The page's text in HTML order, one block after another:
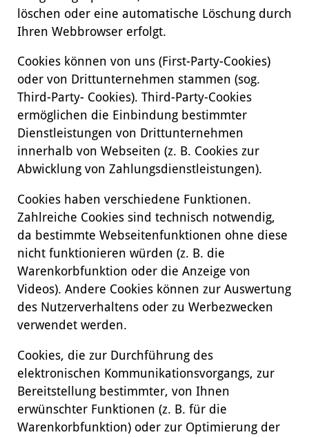
löschen oder eine automatische Löschung durch
Ihren Webbrowser erfolgt.
Cookies können von uns (First-Party-Cookies)
oder von Drittunternehmen stammen (sog.
Third-Party- Cookies). Third-Party-Cookies
ermöglichen die Einbindung bestimmter
Dienstleistungen von Drittunternehmen
innerhalb von Webseiten (z. B. Cookies zur
Abwicklung von Zahlungsdienstleistungen).
Cookies haben verschiedene Funktionen.
Zahlreiche Cookies sind technisch notwendig,
da bestimmte Webseitenfunktionen ohne diese
nicht funktionieren würden (z. B. die
Warenkorbfunktion oder die Anzeige von
Videos). Andere Cookies können zur Auswertung
des Nutzerverhaltens oder zu Werbezwecken
verwendet werden.
Cookies, die zur Durchführung des
elektronischen Kommunikationsvorgangs, zur
Bereitstellung bestimmter, von Ihnen
erwünschter Funktionen (z. B. für die
Warenkorbfunktion) oder zur Optimierung der